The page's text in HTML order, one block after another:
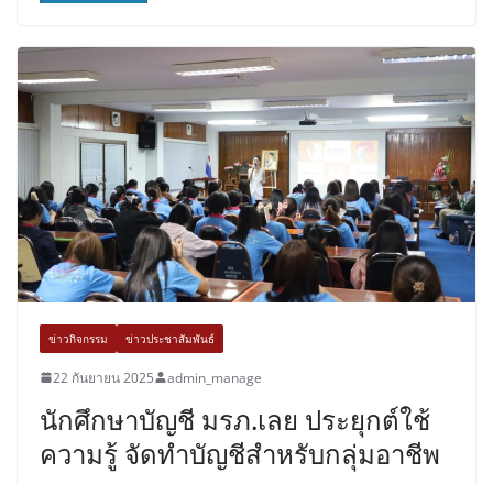
ข่าวกิจกรรม ข่าวประชาสัมพันธ์
22 กันยายน 2025 admin_manage
นักศึกษาบัญชี มรภ.เลย ประยุกต์ใช้
ความรู้ จัดทำบัญชีสำหรับกลุ่มอาชีพ